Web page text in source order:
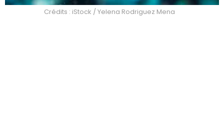
Crédits : iStock / Yelena Rodriguez Mena